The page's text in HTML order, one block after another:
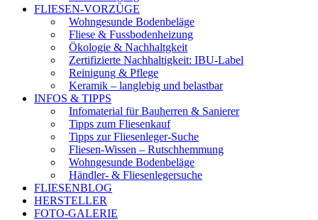
FLIESEN-VORZÜGE
Wohngesunde Bodenbeläge
Fliese & Fussbodenheizung
Ökologie & Nachhaltgkeit
Zertifizierte Nachhaltigkeit: IBU-Label
Reinigung & Pflege
Keramik – langlebig und belastbar
INFOS & TIPPS
Infomaterial für Bauherren & Sanierer
Tipps zum Fliesenkauf
Tipps zur Fliesenleger-Suche
Fliesen-Wissen – Rutschhemmung
Wohngesunde Bodenbeläge
Händler- & Fliesenlegersuche
FLIESENBLOG
HERSTELLER
FOTO-GALERIE